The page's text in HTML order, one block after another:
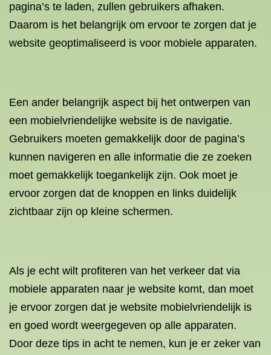
pagina’s te laden, zullen gebruikers afhaken.
Daarom is het belangrijk om ervoor te zorgen dat je
website geoptimaliseerd is voor mobiele apparaten.
Een ander belangrijk aspect bij het ontwerpen van
een mobielvriendelijke website is de navigatie.
Gebruikers moeten gemakkelijk door de pagina’s
kunnen navigeren en alle informatie die ze zoeken
moet gemakkelijk toegankelijk zijn. Ook moet je
ervoor zorgen dat de knoppen en links duidelijk
zichtbaar zijn op kleine schermen.
Als je echt wilt profiteren van het verkeer dat via
mobiele apparaten naar je website komt, dan moet
je ervoor zorgen dat je website mobielvriendelijk is
en goed wordt weergegeven op alle apparaten.
Door deze tips in acht te nemen, kun je er zeker van